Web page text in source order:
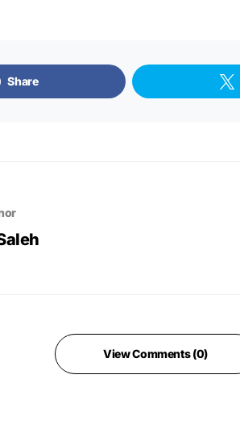
Share
View Comments (0)